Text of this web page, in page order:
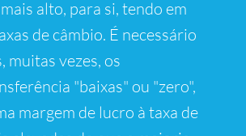
alto, para si, tendo em
de câmbio. É necessário
muitas vezes, os
"baixas" ou "zero",
margem de lucro à taxa de